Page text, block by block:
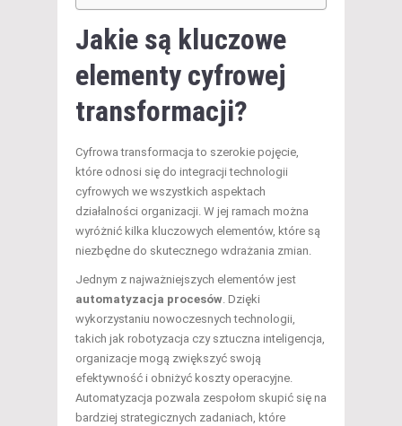
Jakie są kluczowe
elementy cyfrowej
transformacji?
Cyfrowa transformacja to szerokie pojęcie,
które odnosi się do integracji technologii
cyfrowych we wszystkich aspektach
działalności organizacji. W jej ramach można
wyróżnić kilka kluczowych elementów, które są
niezbędne do skutecznego wdrażania zmian.
Jednym z najważniejszych elementów jest
automatyzacja procesów. Dzięki
wykorzystaniu nowoczesnych technologii,
takich jak robotyzacja czy sztuczna inteligencja,
organizacje mogą zwiększyć swoją
efektywność i obniżyć koszty operacyjne.
Automatyzacja pozwala zespołom skupić się na
bardziej strategicznych zadaniach, które